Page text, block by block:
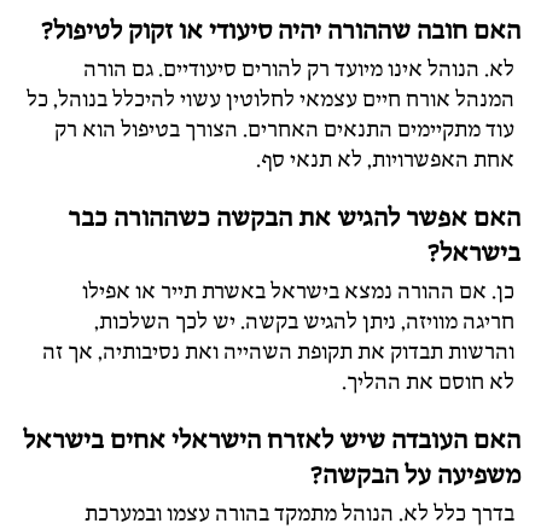
האם חובה שההורה יהיה סיעודי או זקוק לטיפול?
לא. הנוהל אינו מיועד רק להורים סיעודיים. גם הורה
המנהל אורח חיים עצמאי לחלוטין עשוי להיכלל בנוהל, כל
עוד מתקיימים התנאים האחרים. הצורך בטיפול הוא רק
אחת האפשרויות, לא תנאי סף.
האם אפשר להגיש את הבקשה כשההורה כבר
בישראל?
כן. אם ההורה נמצא בישראל באשרת תייר או אפילו
חריגה מוויזה, ניתן להגיש בקשה. יש לכך השלכות,
והרשות תבדוק את תקופת השהייה ואת נסיבותיה, אך זה
לא חוסם את ההליך.
האם העובדה שיש לאזרח הישראלי אחים בישראל
משפיעה על הבקשה?
בדרך כלל לא. הנוהל מתמקד בהורה עצמו ובמערכת